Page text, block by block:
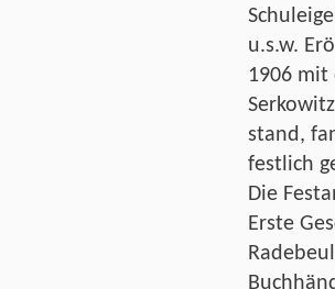
u.s.w.
1906 mit
stand,
festlich
Die
Erste